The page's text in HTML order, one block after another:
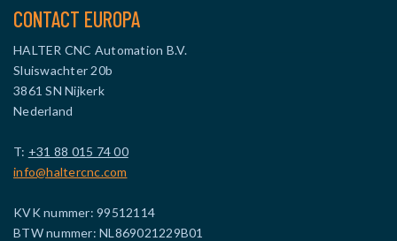
CONTACT EUROPA
HALTER CNC Automation B.V.
Sluiswachter 20b
3861 SN Nijkerk
Nederland
T: +31 88 015 74 00
info@haltercnc.com
KVK nummer: 99512114
BTW nummer: NL869021229B01